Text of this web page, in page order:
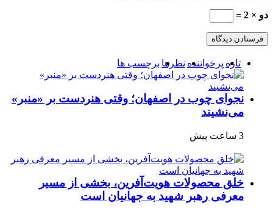
دو × 2 =
تازه پرخواننده نظرها برچسب ها
نجوای چوب در اصفهان؛ وقتی هنردست بر «منبر»
می‌نشیند
3 ساعت پیش
خلق محصولات هویت‌آفرین، بخشی از مسیر
معرفی رهبر شهید به جهانیان است